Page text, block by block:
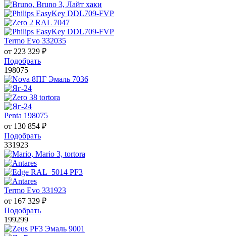
Termo Evo 332035
от 223 329 ₽
Подобрать
198075
Penta 198075
от 130 854 ₽
Подобрать
331923
Termo Evo 331923
от 167 329 ₽
Подобрать
199299